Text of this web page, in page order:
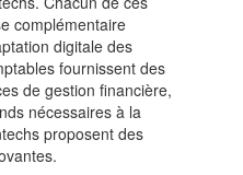
complémentaire
digitale des
fournissent des
de gestion financière,
nécessaires à la
proposent des